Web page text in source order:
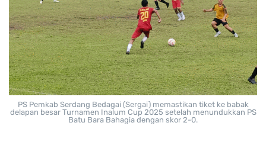
PS Pemkab Serdang Bedagai (Sergai) memastikan tiket ke babak
delapan besar Turnamen Inalum Cup 2025 setelah menundukkan PS
Batu Bara Bahagia dengan skor 2-0.